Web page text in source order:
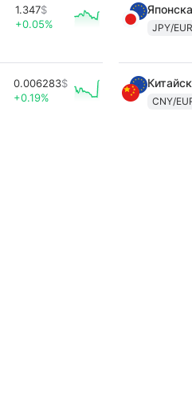
1.347$
+0.05%
JPY/EUR
0.006283$
+0.19%
CNY/